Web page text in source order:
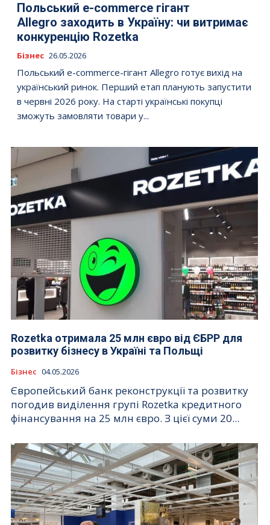
Польський e-commerce гігант
Allegro заходить в Україну: чи витримає
конкуренцію Rozetka
Бізнес 26.05.2026
Польський e-commerce-гігант Allegro готує вихід на
український ринок. Перший етап планують запустити
в червні 2026 року. На старті українські покупці
зможуть замовляти товари у...
Rozetka отримала 25 млн євро від ЄБРР для
розвитку бізнесу в Україні та Польщі
Бізнес 04.05.2026
Європейський банк реконструкції та розвитку
погодив виділення групі Rozetka кредитного
фінансування на 25 млн євро. З цієї суми 20...